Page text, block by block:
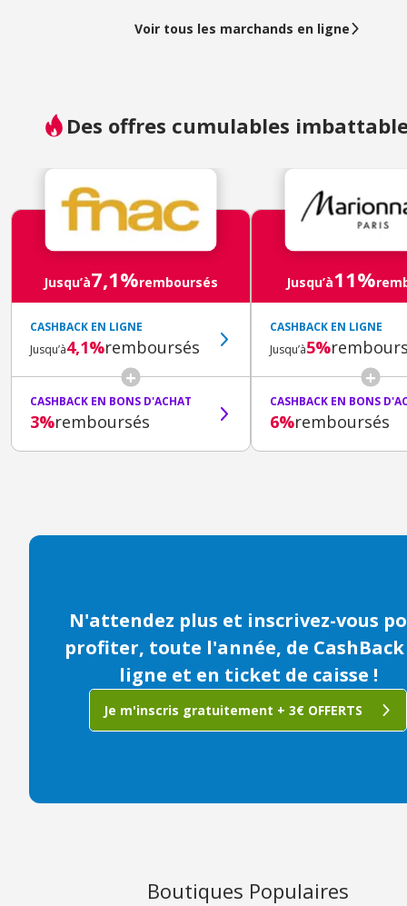
Voir tous les marchands en ligne
Des offres cumulables
Jusqu’à7,1%remboursés
CASHBACK EN LIGNE
Jusqu’à4,1%remboursés
CASHBACK EN BONS D'ACHAT
3%remboursés
Jusqu’à11%
CASHBACK EN LIGNE
Jusqu’à5%
CASHBACK EN BONS
6%remboursés
N'attendez plus et inscrivez-vous
profiter, toute l'année, de
ligne et en ticket de caisse !
Je m'inscris gratuitement + 3€ OFFERTS
Boutiques Populaires